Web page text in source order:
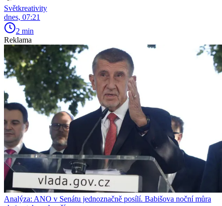
Světkreativity
dnes, 07:21
2 min
Reklama
Analýza: ANO v Senátu jednoznačně posílí. Babišova noční můra